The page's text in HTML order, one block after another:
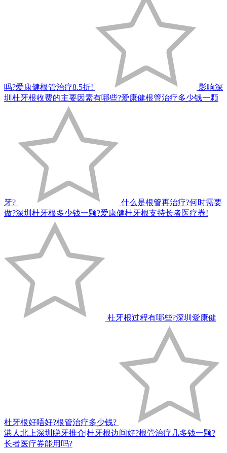
吗?爱康健根管治疗8.5折!
影响深
圳杜牙根收费的主要因素有哪些?爱康健根管治疗多少钱一颗
牙?
什么是根管再治疗?何时需要
做?深圳杜牙根多少钱一颗?爱康健杜牙根支持长者医疗券!
杜牙根过程有哪些?深圳愛康健
杜牙根好唔好?根管治疗多少钱?
港人北上深圳睇牙推介|杜牙根边间好?根管治疗几多钱一颗?
长者医疗券能用吗?